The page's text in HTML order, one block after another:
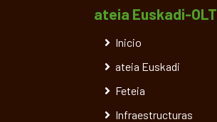
ateia Euskadi-OLT
Inicio
ateia Euskadi
Feteia
Infraestructuras